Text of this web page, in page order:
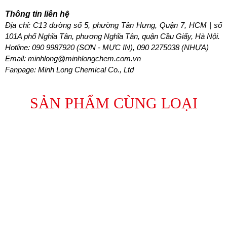
Thông tin liên hệ
Địa chỉ: C13 đường số 5, phường Tân Hưng, Quận 7, HCM | số
101A phố Nghĩa Tân, phương Nghĩa Tân, quận Cầu Giấy, Hà Nội.
Hotline: 090 9987920 (SƠN - MỰC IN), 090 2275038 (NHỰA)
Email: minhlong@minhlongchem.com.vn
Fanpage: Minh Long Chemical Co., Ltd
SẢN PHẨM CÙNG LOẠI